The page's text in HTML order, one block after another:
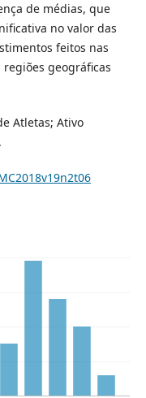
de médias, que
no valor das
feitos nas
geográficas
Atletas; Ativo